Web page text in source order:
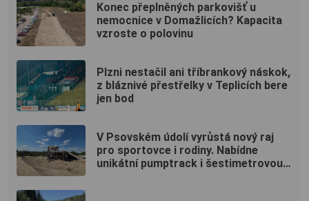
Konec přeplněných parkovišť u
nemocnice v Domažlicích? Kapacita
vzroste o polovinu
Plzni nestačil ani tříbrankový náskok,
z bláznivé přestřelky v Teplicích bere
jen bod
V Psovském údolí vyrůstá nový raj
pro sportovce i rodiny. Nabídne
unikátní pumptrack i šestimetrovou